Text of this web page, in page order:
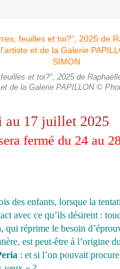
et toi?", 2025 de
de la Galerie PAPILLON ©
au 17 juillet 2025
fermé du 24 au
des enfants, lorsque la
avec ce qu’ils désirent :
qui réprime le besoin
est peut-être à l’origine
: et si l’on pouvait